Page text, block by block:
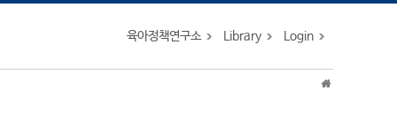
육아정책연구소 Library Login